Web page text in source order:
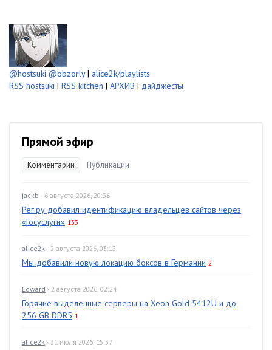
@hostsuki @obzorly| alice2k/playlists
RSS hostsuki | RSS kitchen | АРХИВ | дайджесты
Прямой эфир
Комментарии Публикации
jackb · 6 августа 2026, 20:36
Рег.ру добавил идентификацию владельцев сайтов через
«Госуслуги» 133
alice2k · 2 августа 2026, 03:13
Мы добавили новую локацию боксов в Германии 2
Edward · 2 августа 2026, 02:24
Горячие выделенные серверы на Xeon Gold 5412U и до
256 GB DDR5 1
alice2k · 31 июля 2026, 15:57